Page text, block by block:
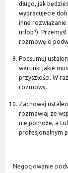
długo, jak
wypracujecie
inne rozwiązanie
urlop?).
rozmowę o
Podsumuj
warunki jakie
przyszłości. W
rozmowy.
Zachowaj
rozmawiaj ze
nie pomoże, a
profesjonalnym
Negocjowanie